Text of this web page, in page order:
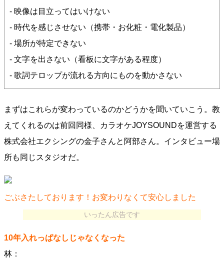
- 映像は目立ってはいけない
- 時代を感じさせない（携帯・お化粧・電化製品）
- 場所が特定できない
- 文字を出さない（看板に文字がある程度）
- 歌詞テロップが流れる方向にものを動かさない
まずはこれらが変わっているのかどうかを聞いていこう。教
えてくれるのは前回同様、カラオケJOYSOUNDを運営する
株式会社エクシングの金子さんと阿部さん。インタビュー場
所も同じスタジオだ。
ごぶさたしております！お変わりなくて安心しました
いったん広告です
10年入れっぱなしじゃなくなった
林：